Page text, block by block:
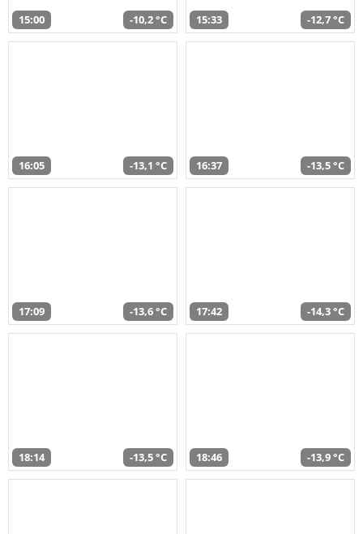
15:00 -10,2 °C 15:33 -12,7 °C
16:05 -13,1 °C 16:37 -13,5 °C
17:09 -13,6 °C 17:42 -14,3 °C
18:14 -13,5 °C 18:46 -13,9 °C